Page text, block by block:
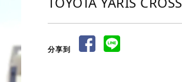
分享到